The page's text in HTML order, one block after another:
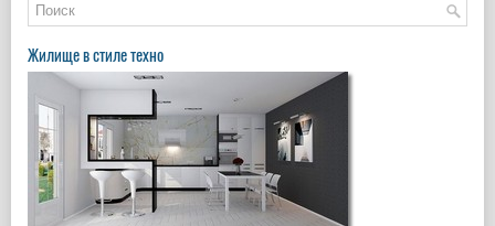
Жилище в стиле техно